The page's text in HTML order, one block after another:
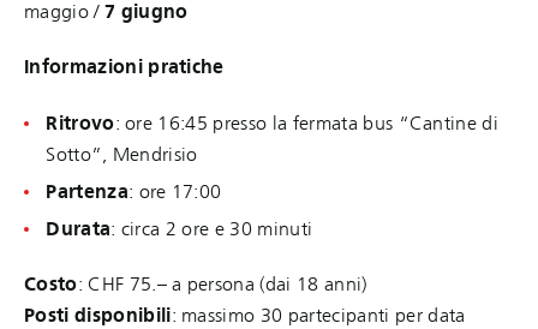
maggio /7 giugno
Informazioni pratiche
Ritrovo: ore 16:45 presso la fermata bus “Cantine di
Sotto”, Mendrisio
Partenza: ore 17:00
Durata: circa 2 ore e 30 minuti
Costo: CHF 75.– a persona (dai 18 anni)
Posti disponibili: massimo 30 partecipanti per data